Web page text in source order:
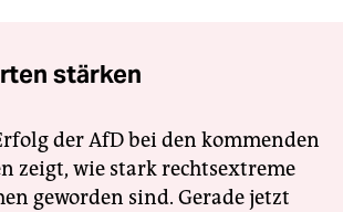
stärken
der AfD bei den kommenden
zeigt, wie stark rechtsextreme
geworden sind. Gerade jetzt